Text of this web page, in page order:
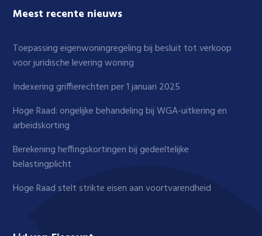
Meest recente nieuws
Toepassing eigenwoningregeling bij besluit tot verkoop
voor juridische levering woning
Indexering griffierechten per 1 januari 2025
Hoge Raad: ongelijke behandeling bij WGA-uitkering en
arbeidskorting
Berekening heffingskortingen bij gedeeltelijke
belastingplicht
Hoge Raad stelt strikte eisen aan voortvarendheid